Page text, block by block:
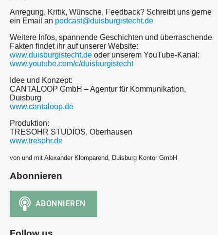
Anregung, Kritik, Wünsche, Feedback? Schreibt uns gerne
ein Email an podcast@duisburgistecht.de
Weitere Infos, spannende Geschichten und überraschende
Fakten findet ihr auf unserer Website:
www.duisburgistecht.de oder unserem YouTube-Kanal:
www.youtube.com/c/duisburgistecht
Idee und Konzept:
CANTALOOP GmbH – Agentur für Kommunikation,
Duisburg
www.cantaloop.de
Produktion:
TRESOHR STUDIOS, Oberhausen
www.tresohr.de
von und mit Alexander Klomparend, Duisburg Kontor GmbH
Abonnieren